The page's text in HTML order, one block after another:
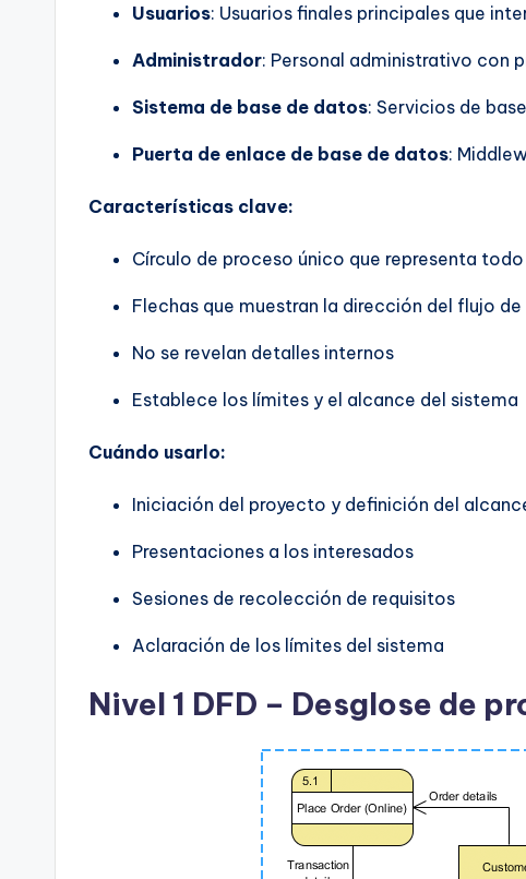
Usuarios: Usuarios finales principales que
Administrador: Personal administrativo con
Sistema de base de datos: Servicios de
Puerta de enlace de base de datos:
Características clave:
Círculo de proceso único que representa
Flechas que muestran la dirección del flujo
No se revelan detalles internos
Establece los límites y el alcance del sistema
Cuándo usarlo:
Iniciación del proyecto y definición del
Presentaciones a los interesados
Sesiones de recolección de requisitos
Aclaración de los límites del sistema
Nivel 1 DFD – Desglose de